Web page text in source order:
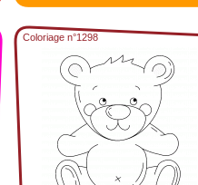
Coloriage n°1298